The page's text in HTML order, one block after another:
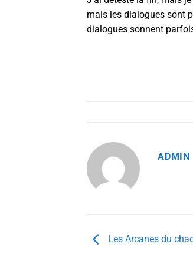
mais les dialogues sont
dialogues sonnent
ADMIN
Les Arcanes du